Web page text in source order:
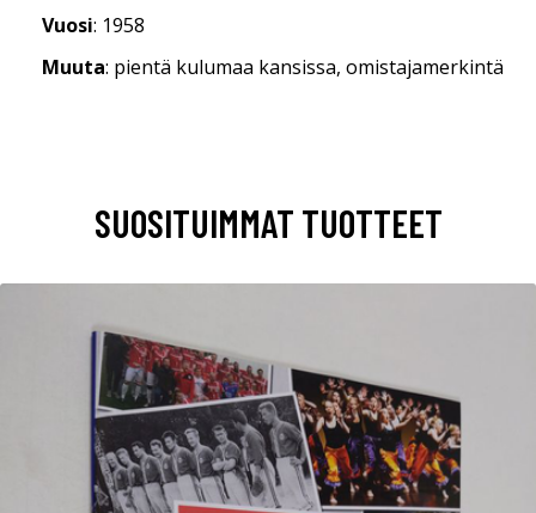
Vuosi: 1958
Muuta: pientä kulumaa kansissa, omistajamerkintä
SUOSITUIMMAT TUOTTEET